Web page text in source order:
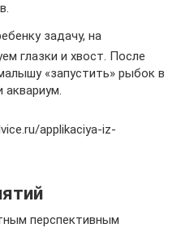
задачу, на
глазки и хвост. После
«запустить» рыбок в
аквариум.
applikaciya-iz-
перспективным